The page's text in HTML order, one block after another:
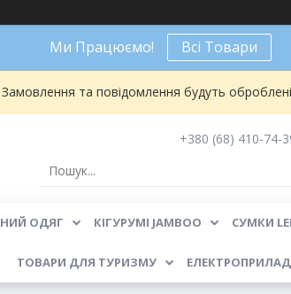
Ми Працюємо! Всі Товари
та повідомлення будуть
+380 (68) 410-74-
ОДЯГ КІГУРУМІ JAMBOO СУМКИ
ТОВАРИ ДЛЯ ТУРИЗМУ